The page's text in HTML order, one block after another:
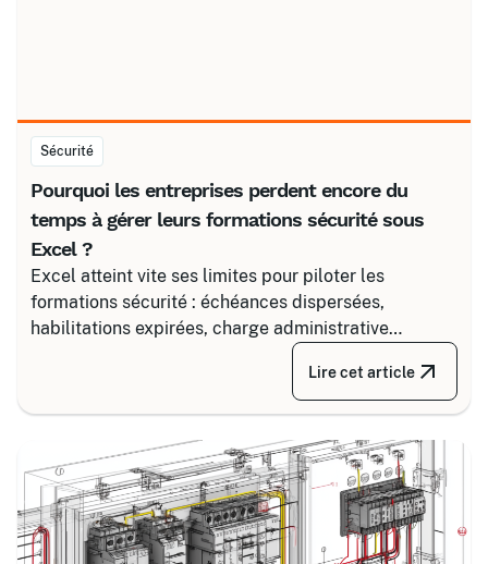
Sécurité
Pourquoi les entreprises perdent encore du
temps à gérer leurs formations sécurité sous
Excel ?
Excel atteint vite ses limites pour piloter les
formations sécurité : échéances dispersées,
habilitations expirées, charge administrative
croissante. Découvrez comment structurer un suivi
fiable en associant un partenaire spécialisé comme
Certalis et un logiciel de gestion de formation (TMS).
Lire cet article